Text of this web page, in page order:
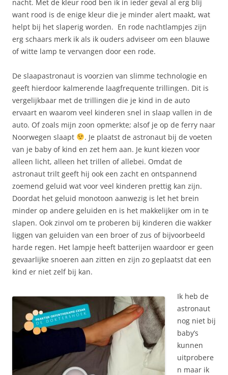
nacht. Met de kleur rood ben ik in ieder geval al erg blij
want rood is de enige kleur die je minder alert maakt, wat
helpt bij het slaperig worden. En rode nachtlampjes zijn
erg schaars merk ik als ik ouders adviseer om een blauwe
of witte lamp te vervangen door een rode.
De slaapastronaut is voorzien van slimme technologie en
geeft hierdoor kalmerende laagfrequente trillingen. Dit is
vergelijkbaar met de trillingen die je kind in de auto
ervaart en waarom veel kinderen snel in slaap vallen in de
auto. Of zoals mijn zoon opmerkte; alsof je op de ferry naar
Noorwegen slaapt
. Je plaatst de astronaut bij de voeten
van je baby of kind en zet hem aan. Je kunt kiezen voor
alleen licht, alleen het trillen of allebei. Omdat de
astronaut trilt geeft hij ook een zacht en ontspannend
zoemend geluid wat voor veel kinderen prettig kan zijn.
Doordat het geluid monotoon aanwezig is let het brein
minder op andere geluiden en is het makkelijker om in te
slapen. Ook zinvol om te proberen bij kinderen die wakker
liggen van geluiden van een broer of zus of bijvoorbeeld
harde regen. Het lampje heeft batterijen waardoor er geen
gevaarlijke snoeren aan zitten en zijn zo geplaatst dat een
kind er niet zelf bij kan.
Ik heb de
astronaut
nog niet bij
baby’s
kunnen
uitprobere
n maar ik